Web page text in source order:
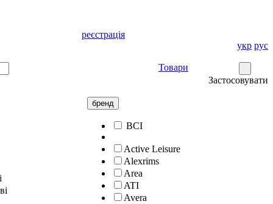
реєстрація
укр рус
Товари
Застосовувати
бренд
ВСІ
Active Leisure
Alexrims
Area
ATI
Avera